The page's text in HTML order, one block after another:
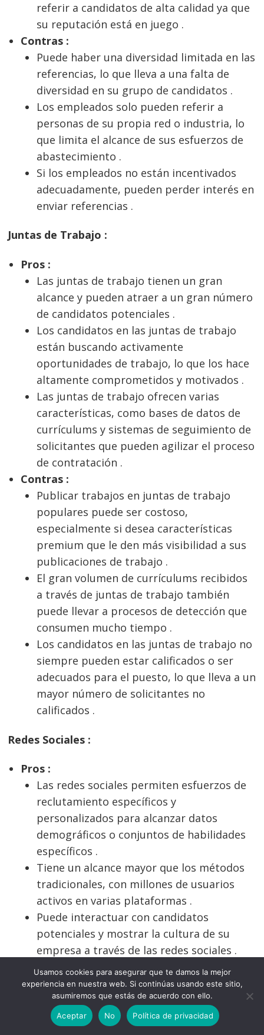
referir a candidatos de alta calidad ya que
su reputación está en juego .
Contras :
Puede haber una diversidad limitada en las
referencias, lo que lleva a una falta de
diversidad en su grupo de candidatos .
Los empleados solo pueden referir a
personas de su propia red o industria, lo
que limita el alcance de sus esfuerzos de
abastecimiento .
Si los empleados no están incentivados
adecuadamente, pueden perder interés en
enviar referencias .
Juntas de Trabajo :
Pros :
Las juntas de trabajo tienen un gran
alcance y pueden atraer a un gran número
de candidatos potenciales .
Los candidatos en las juntas de trabajo
están buscando activamente
oportunidades de trabajo, lo que los hace
altamente comprometidos y motivados .
Las juntas de trabajo ofrecen varias
características, como bases de datos de
currículums y sistemas de seguimiento de
solicitantes que pueden agilizar el proceso
de contratación .
Contras :
Publicar trabajos en juntas de trabajo
populares puede ser costoso,
especialmente si desea características
premium que le den más visibilidad a sus
publicaciones de trabajo .
El gran volumen de currículums recibidos
a través de juntas de trabajo también
puede llevar a procesos de detección que
consumen mucho tiempo .
Los candidatos en las juntas de trabajo no
siempre pueden estar calificados o ser
adecuados para el puesto, lo que lleva a un
mayor número de solicitantes no
calificados .
Redes Sociales :
Pros :
Las redes sociales permiten esfuerzos de
reclutamiento específicos y
personalizados para alcanzar datos
demográficos o conjuntos de habilidades
específicos .
Tiene un alcance mayor que los métodos
tradicionales, con millones de usuarios
activos en varias plataformas .
Puede interactuar con candidatos
potenciales y mostrar la cultura de su
empresa a través de las redes sociales .
Contras :
Con tantos usuarios y actualizaciones
constantes, el abastecimiento en las redes
sociales puede llevar mucho tiempo y
Usamos cookies para asegurar que te damos la mejor
experiencia en nuestra web. Si continúas usando este sitio,
asumiremos que estás de acuerdo con ello.
Aceptar No Política de privacidad